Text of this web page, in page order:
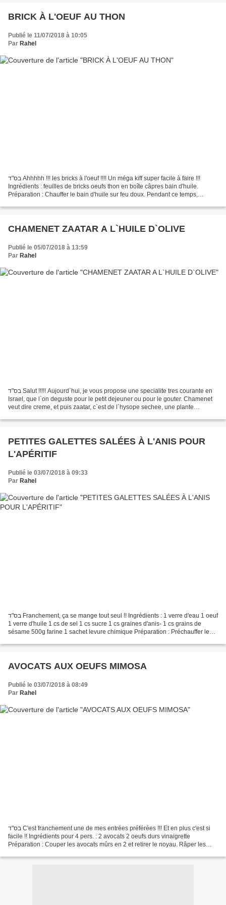
BRICK À L'OEUF AU THON
Publié le 11/07/2018 à 10:05
Par Rahel
בס"ד Ahhhhh !!! les bricks à l'oeuf !!!! Un méga kiff super facile à faire !!!
Ingrédients : feuilles de bricks oeufs thon en boîte câpres bain d'huile.
Préparation : Chauffer le bain d'huile sur feu doux. Pendant ce temps,
CHAMENET ZAATAR A L`HUILE D`OLIVE
Publié le 05/07/2018 à 13:59
Par Rahel
בס"ד Salut !!!!! Aujourd`hui, je vous propose une specialite tres courante en
Israel, que l`on deguste pour le petit dejeuner ou pour le gouter. Chamenet
veut dire creme, et puis zaatar, c`est de l`hysope sechee, une plante
PETITES GALETTES SALÉES À L'ANIS POUR
L'APÉRITIF
Publié le 03/07/2018 à 09:33
Par Rahel
בס"ד Franchement, ça se mange tout seul !! Ingrédients : 1 verre d'eau 1 oeuf
1 verre d'huile 1 cs de sel 1 cs sucre 1 cs graines d'anis- 1 cs grains de
sésame 500g farine 1 sachet levure chimique Préparation : Préchauffer le
AVOCATS AUX OEUFS MIMOSA
Publié le 03/07/2018 à 08:49
Par Rahel
בס"ד C'est franchement une de mes entrées préférées !!! Et en plus c'est si
facile !! Ingrédients pour 4 pers. : 2 avocats 2 oeufs durs vinaigrette
Préparation : Couper les avocats mûrs en 2 et retirer le noyau. Râper les